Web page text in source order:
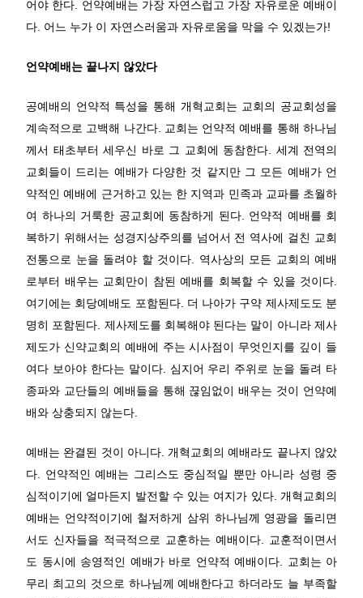
어야 한다. 언약예배는 가장 자연스럽고 가장 자유로운 예배이
다. 어느 누가 이 자연스러움과 자유로움을 막을 수 있겠는가!
언약예배는 끝나지 않았다
공예배의 언약적 특성을 통해 개혁교회는 교회의 공교회성을
계속적으로 고백해 나간다. 교회는 언약적 예배를 통해 하나님
께서 태초부터 세우신 바로 그 교회에 동참한다. 세계 전역의
교회들이 드리는 예배가 다양한 것 같지만 그 모든 예배가 언
약적인 예배에 근거하고 있는 한 지역과 민족과 교파를 초월하
여 하나의 거룩한 공교회에 동참하게 된다. 언약적 예배를 회
복하기 위해서는 성경지상주의를 넘어서 전 역사에 걸친 교회
전통으로 눈을 돌려야 할 것이다. 역사상의 모든 교회의 예배
로부터 배우는 교회만이 참된 예배를 회복할 수 있을 것이다.
여기에는 회당예배도 포함된다. 더 나아가 구약 제사제도도 분
명히 포함된다. 제사제도를 회복해야 된다는 말이 아니라 제사
제도가 신약교회의 예배에 주는 시사점이 무엇인지를 깊이 들
여다 보아야 한다는 말이다. 심지어 우리 주위로 눈을 돌려 타
종파와 교단들의 예배들을 통해 끊임없이 배우는 것이 언약예
배와 상충되지 않는다.
예배는 완결된 것이 아니다. 개혁교회의 예배라도 끝나지 않았
다. 언약적인 예배는 그리스도 중심적일 뿐만 아니라 성령 중
심적이기에 얼마든지 발전할 수 있는 여지가 있다. 개혁교회의
예배는 언약적이기에 철저하게 삼위 하나님께 영광을 돌리면
서도 신자들을 적극적으로 교훈하는 예배이다. 교훈적이면서
도 동시에 송영적인 예배가 바로 언약적 예배이다. 교회는 아
무리 최고의 것으로 하나님께 예배한다고 하더라도 늘 부족할